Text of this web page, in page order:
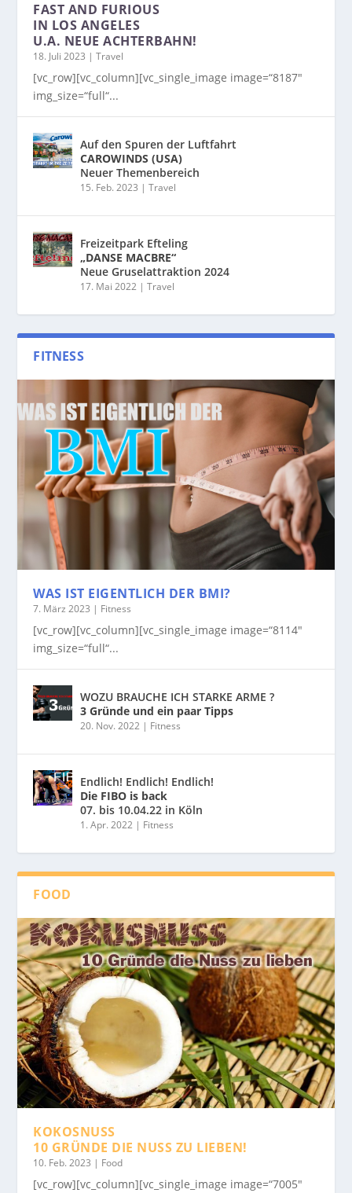
FAST AND FURIOUS
IN LOS ANGELES
U.A. NEUE ACHTERBAHN!
18. Juli 2023 |Travel
[vc_row][vc_column][vc_single_image image=“8187″
img_size=“full“...
Auf den Spuren der Luftfahrt
CAROWINDS (USA)
Neuer Themenbereich
15. Feb. 2023 |Travel
Freizeitpark Efteling
„DANSE MACBRE“
Neue Gruselattraktion 2024
17. Mai 2022 |Travel
FITNESS
WAS IST EIGENTLICH DER BMI?
7. März 2023 | Fitness
[vc_row][vc_column][vc_single_image image=“8114″
img_size=“full“...
WOZU BRAUCHE ICH STARKE ARME ?
3 Gründe und ein paar Tipps
20. Nov. 2022 | Fitness
Endlich! Endlich! Endlich!
Die FIBO is back
07. bis 10.04.22 in Köln
1. Apr. 2022 | Fitness
FOOD
KOKOSNUSS
10 GRÜNDE DIE NUSS ZU LIEBEN!
10. Feb. 2023 | Food
[vc_row][vc_column][vc_single_image image=“7005″